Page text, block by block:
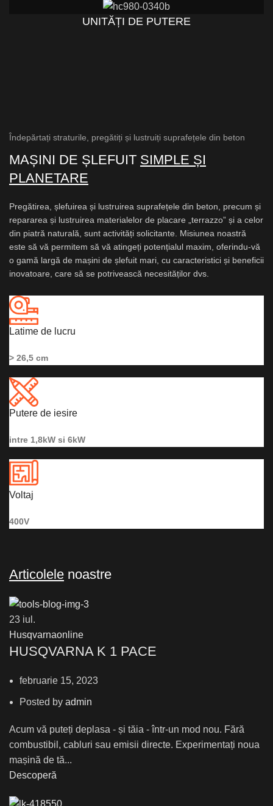
UNITĂȚI DE PUTERE
Îndepărtați straturile, pregătiți și lustruiți suprafețele din beton
MAȘINI DE ȘLEFUIT SIMPLE ȘI
PLANETARE
Pregătirea, șlefuirea și lustruirea suprafețele din beton, precum și
repararea și lustruirea materialelor de placare „terrazzo” și a celor
din piatră naturală, sunt activități solicitante. Misiunea noastră
este să vă permitem să vă atingeți potențialul maxim, oferindu-vă
o gamă largă de mașini de șlefuit mari, cu caracteristici și beneficii
inovatoare, care să se potrivească necesităților dvs.
Latime de lucru
> 26,5 cm
Putere de iesire
intre 1,8kW si 6kW
Voltaj
400V
Articolele noastre
23 iul.
Husqvarnaonline
HUSQVARNA K 1 PACE
februarie 15, 2023
Posted by admin
Acum vă puteți deplasa - și tăia - într-un mod nou. Fără
combustibil, cabluri sau emisii directe. Experimentați noua
mașină de tă...
Descoperă